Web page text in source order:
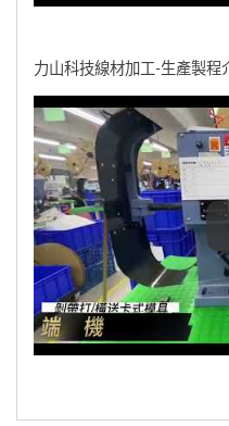
力山科技線材加工-生產製程